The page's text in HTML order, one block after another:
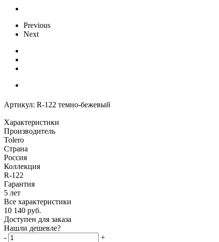
Previous
Next
Артикул: R-122 темно-бежевый
Характеристики
Производитель
Tolero
Страна
Россия
Коллекция
R-122
Гарантия
5 лет
Все характеристики
10 140 руб.
Доступен для заказа
Нашли дешевле?
-
+